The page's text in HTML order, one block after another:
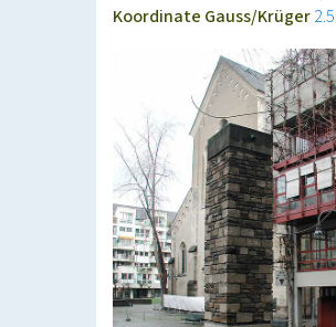
Koordinate Gauss/Krüger